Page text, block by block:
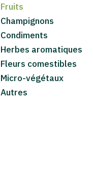
Fruits
Champignons
Condiments
Herbes aromatiques
Fleurs comestibles
Micro-végétaux
Autres